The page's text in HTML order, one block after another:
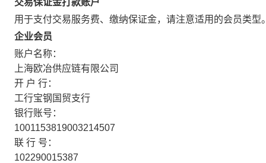
交易保证金打款账户
用于支付交易服务费、缴纳保证金，请注意适用的会员类型
企业会员
账户名称：
上海欧冶供应链有限公司
开 户 行：
工行宝钢国贸支行
银行账号：
1001153819003214507
联 行 号：
102290015387